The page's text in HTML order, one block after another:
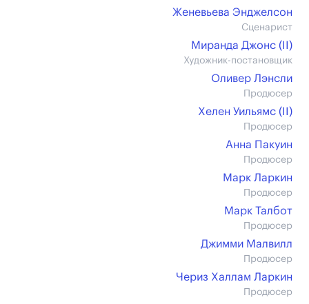
Женевьева Энджелсон
Сценарист
Миранда Джонс (II)
Художник-постановщик
Оливер Лэнсли
Продюсер
Хелен Уильямс (II)
Продюсер
Анна Пакуин
Продюсер
Марк Ларкин
Продюсер
Марк Талбот
Продюсер
Джимми Малвилл
Продюсер
Чериз Халлам Ларкин
Продюсер